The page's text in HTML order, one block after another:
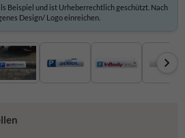
Beispiel und ist Urheberrechtlich geschützt. Nach
Design/ Logo einreichen.